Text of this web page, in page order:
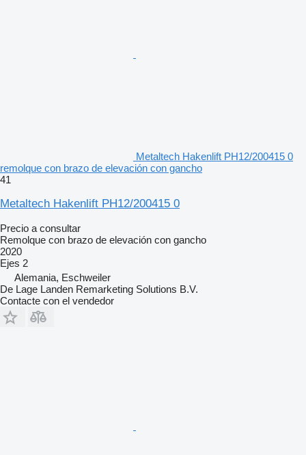
Metaltech Hakenlift PH12/200415 0
remolque con brazo de elevación con gancho
41
Metaltech Hakenlift PH12/200415 0
Precio a consultar
Remolque con brazo de elevación con gancho
2020
Ejes 2
Alemania, Eschweiler
De Lage Landen Remarketing Solutions B.V.
Contacte con el vendedor